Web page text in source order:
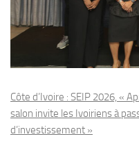
Côte d’Ivoire : SEIP 2026, «
salon invite les Ivoiriens à
d’investissement »